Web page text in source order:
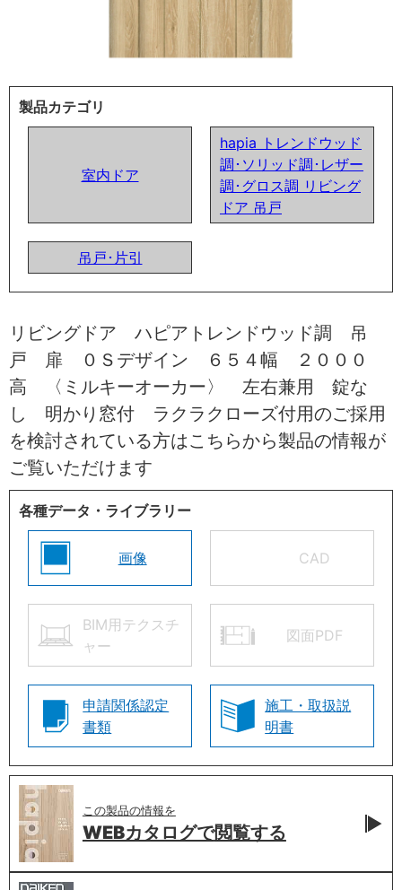
製品カテゴリ
室内ドア
hapia トレンドウッド
調･ソリッド調･レザー
調･グロス調 リビング
ドア 吊戸
吊戸･片引
リビングドア ハピアトレンドウッド調 吊
戸 扉 ０Ｓデザイン ６５４幅 ２０００
高 〈ミルキーオーカー〉 左右兼用 錠な
し 明かり窓付 ラクラクローズ付用のご採用
を検討されている方はこちらから製品の情報が
ご覧いただけます
各種データ・ライブラリー
画像 CAD
BIM用テクスチ
ャー
図面PDF
申請関係認定
書類
施工・取扱説
明書
この製品の情報を
WEBカタログで閲覧する